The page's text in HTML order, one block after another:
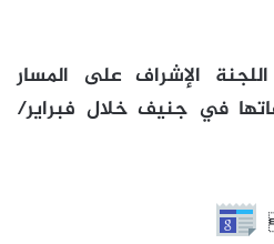
الإشراف على المسار
في جنيف خلال فبراير/